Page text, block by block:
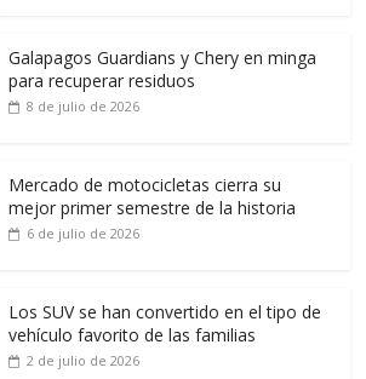
Galapagos Guardians y Chery en minga
para recuperar residuos
8 de julio de 2026
Mercado de motocicletas cierra su
mejor primer semestre de la historia
6 de julio de 2026
Los SUV se han convertido en el tipo de
vehículo favorito de las familias
2 de julio de 2026